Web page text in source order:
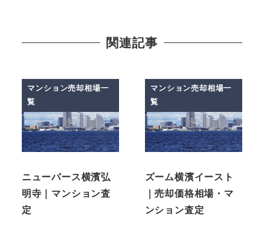
関連記事
マンション売却相場一
覧
ニューパース横濱弘
明寺｜マンション査
定
マンション売却相場一
覧
ズーム横濱イースト
｜売却価格相場・マ
ンション査定